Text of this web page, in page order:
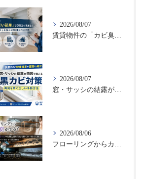
2026/08/07
2026/08/07
2026/08/06